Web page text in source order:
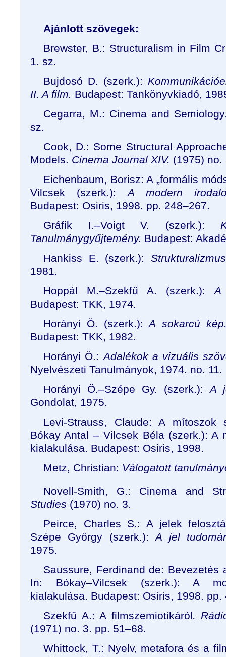
Ajánlott szövegek:
Brewster, B.: Structuralism in Film
1. sz.
Bujdosó D. (szerk.):
II. A film. Budapest: Tankönyvkiadó,
Cegarra, M.: Cinema and Semiology
sz.
Cook, D.: Some Structural
Models. Cinema Journal XIV. (1975) no.
Eichenbaum, Borisz: A „formális
Vilcsek (szerk.):A modern
Budapest: Osiris, 1998. pp. 248–267.
Gráfik I.–Voigt V. (szerk.):
Tanulmánygyűjtemény. Budapest:
Hankiss E. (szerk.):
1981.
Hoppál M.–Szekfű A. (szerk.):A
Budapest: TKK, 1974.
Horányi Ö. (szerk.): A sokarcú
Budapest: TKK, 1982.
Horányi Ö.:Adalékok a vizuális
Nyelvészeti Tanulmányok, 1974. no.
Horányi Ö.–Szépe Gy. (szerk.):A
Gondolat, 1975.
Levi-Strauss, Claude: A mítoszok
Bókay Antal – Vilcsek Béla (szerk.):A
kialakulása. Budapest: Osiris, 1998.
Metz, Christian: Válogatott
Novell-Smith, G.: Cinema and
Studies (1970) no. 3.
Peirce, Charles S.: A jelek
Szépe György (szerk.):A jel
1975.
Saussure, Ferdinand de: Bevezetés
In: Bókay–Vilcsek (szerk.):A
kialakulása. Budapest: Osiris, 1998. pp.
Szekfű A.: A filmszemiotikáról.
(1971) no. 3. pp. 51–68.
Whittock, T.: Nyelv, metafora és a